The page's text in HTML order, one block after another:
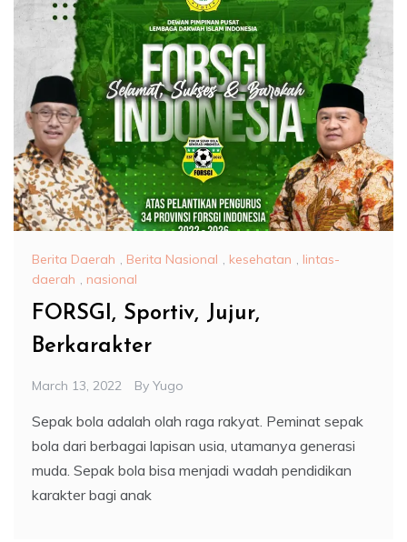
Berita Daerah , Berita Nasional , kesehatan , lintas-
daerah , nasional
FORSGI, Sportiv, Jujur,
Berkarakter
March 13, 2022 By Yugo
Sepak bola adalah olah raga rakyat. Peminat sepak
bola dari berbagai lapisan usia, utamanya generasi
muda. Sepak bola bisa menjadi wadah pendidikan
karakter bagi anak